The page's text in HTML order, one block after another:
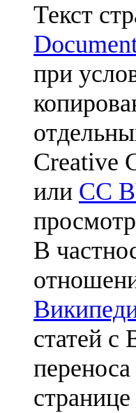
Текст
при
Creative
или CC
В
статей с